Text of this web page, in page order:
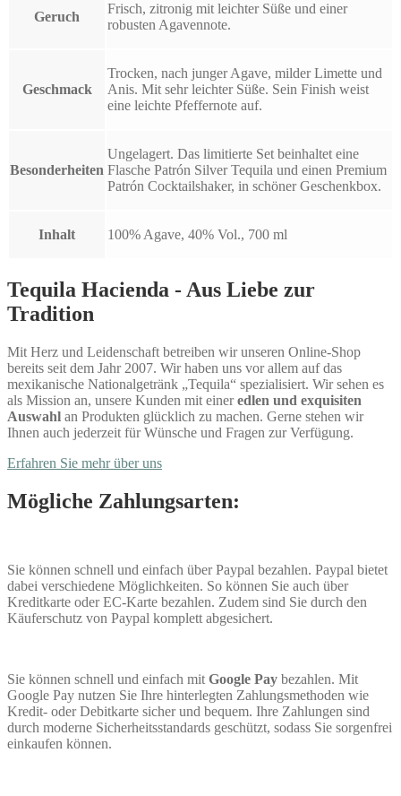
Geruch
Frisch, zitronig mit leichter Süße und einer
robusten Agavennote.
Geschmack
Trocken, nach junger Agave, milder Limette und
Anis. Mit sehr leichter Süße. Sein Finish weist
eine leichte Pfeffernote auf.
Besonderheiten
Ungelagert. Das limitierte Set beinhaltet eine
Flasche Patrón Silver Tequila und einen Premium
Patrón Cocktailshaker, in schöner Geschenkbox.
Inhalt 100% Agave, 40% Vol., 700 ml
Tequila Hacienda - Aus Liebe zur
Tradition
Mit Herz und Leidenschaft betreiben wir unseren Online-Shop
bereits seit dem Jahr 2007. Wir haben uns vor allem auf das
mexikanische Nationalgetränk „Tequila“ spezialisiert. Wir sehen es
als Mission an, unsere Kunden mit eineredlen und exquisiten
Auswahl an Produkten glücklich zu machen. Gerne stehen wir
Ihnen auch jederzeit für Wünsche und Fragen zur Verfügung.
Erfahren Sie mehr über uns
Mögliche Zahlungsarten:
Sie können schnell und einfach über Paypal bezahlen. Paypal bietet
dabei verschiedene Möglichkeiten. So können Sie auch über
Kreditkarte oder EC-Karte bezahlen. Zudem sind Sie durch den
Käuferschutz von Paypal komplett abgesichert.
Sie können schnell und einfach mit Google Pay bezahlen. Mit
Google Pay nutzen Sie Ihre hinterlegten Zahlungsmethoden wie
Kredit- oder Debitkarte sicher und bequem. Ihre Zahlungen sind
durch moderne Sicherheitsstandards geschützt, sodass Sie sorgenfrei
einkaufen können.